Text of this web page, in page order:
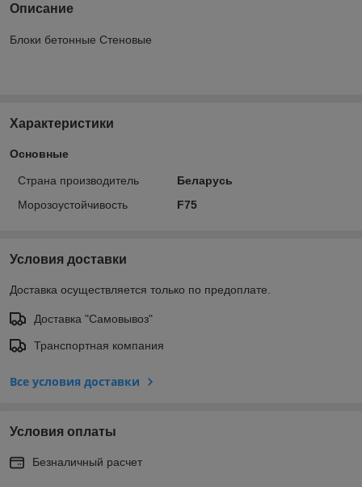
Описание
Блоки бетонные Стеновые
Характеристики
Основные
Страна производитель
Беларусь
Морозоустойчивость
F75
Условия доставки
Доставка осуществляется только по предоплате.
Доставка "Самовывоз"
Транспортная компания
Все условия доставки
Условия оплаты
Безналичный расчет